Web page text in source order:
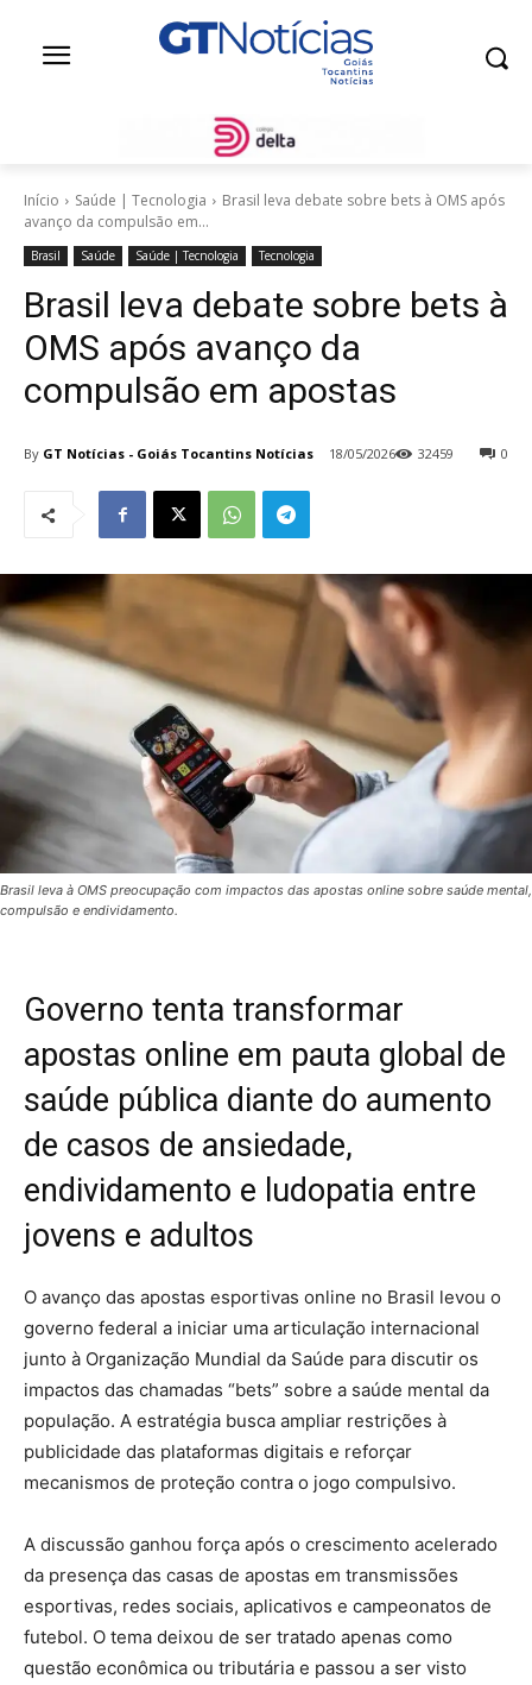
Início Saúde | Tecnologia
Brasil leva debate sobre bets à OMS após
avanço da compulsão em...
Brasil Saúde Saúde | Tecnologia Tecnologia
Brasil leva debate sobre bets à
OMS após avanço da
compulsão em apostas
By GT Notícias - Goiás Tocantins Notícias 18/05/2026 0
32459
Brasil leva à OMS preocupação com impactos das apostas online sobre saúde mental,
compulsão e endividamento.
Governo tenta transformar
apostas online em pauta global de
saúde pública diante do aumento
de casos de ansiedade,
endividamento e ludopatia entre
jovens e adultos
O avanço das apostas esportivas online no Brasil levou o
governo federal a iniciar uma articulação internacional
junto à Organização Mundial da Saúde para discutir os
impactos das chamadas “bets” sobre a saúde mental da
população. A estratégia busca ampliar restrições à
publicidade das plataformas digitais e reforçar
mecanismos de proteção contra o jogo compulsivo.
A discussão ganhou força após o crescimento acelerado
da presença das casas de apostas em transmissões
esportivas, redes sociais, aplicativos e campeonatos de
futebol. O tema deixou de ser tratado apenas como
questão econômica ou tributária e passou a ser visto